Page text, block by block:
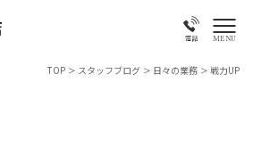
電話 MENU
TOP > スタッフブログ > 日々の業務 > 戦力UP